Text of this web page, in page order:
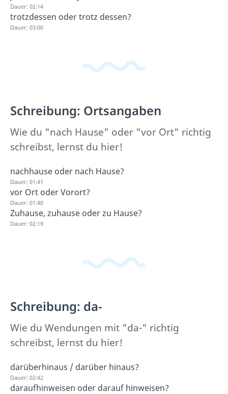
Dauer: 02:14
trotzdessen oder trotz dessen?
Dauer: 03:00
Schreibung: Ortsangaben
Wie du "nach Hause" oder "vor Ort" richtig
schreibst, lernst du hier!
nachhause oder nach Hause?
Dauer: 01:41
vor Ort oder Vorort?
Dauer: 01:40
Zuhause, zuhause oder zu Hause?
Dauer: 02:19
Schreibung: da-
Wie du Wendungen mit "da-" richtig
schreibst, lernst du hier!
darüberhinaus / darüber hinaus?
Dauer: 02:42
daraufhinweisen oder darauf hinweisen?